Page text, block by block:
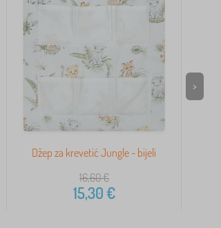
Džep za krevetić Jungle - bijeli
16,60€
15,30€
>